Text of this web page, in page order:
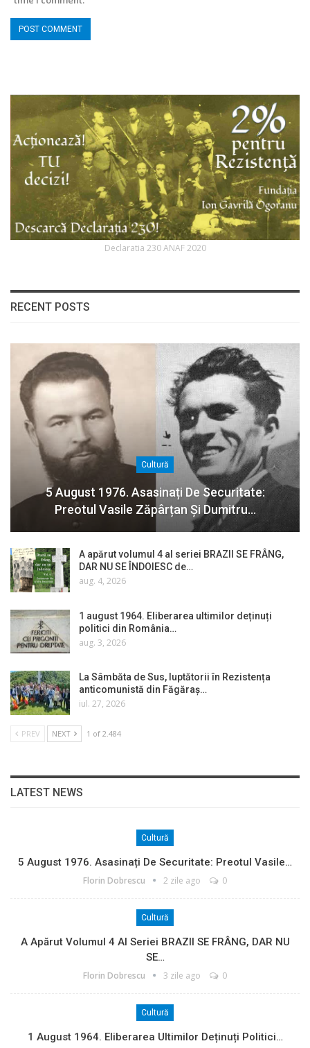
Declaratia 230 ANAF 2020
RECENT POSTS
Cultură
5 August 1976. Asasinați De Securitate:
Preotul Vasile Zăpârțan Și Dumitru…
A apărut volumul 4 al seriei BRAZII SE FRÂNG,
DAR NU SE ÎNDOIESC de…
aug. 4, 2026
1 august 1964. Eliberarea ultimilor deținuți
politici din România…
aug. 3, 2026
La Sâmbăta de Sus, luptătorii în Rezistența
anticomunistă din Făgăraș…
iul. 27, 2026
PREV NEXT 1 of 2.484
LATEST NEWS
Cultură
5 August 1976. Asasinați De Securitate: Preotul Vasile…
Florin Dobrescu 2 zile ago 0
Cultură
A Apărut Volumul 4 Al Seriei BRAZII SE FRÂNG, DAR NU
SE…
Florin Dobrescu 3 zile ago 0
Cultură
1 August 1964. Eliberarea Ultimilor Deținuți Politici…